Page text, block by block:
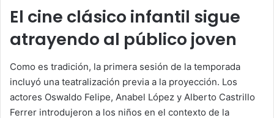
El cine clásico infantil sigue
atrayendo al público joven
Como es tradición, la primera sesión de la temporada
incluyó una teatralización previa a la proyección. Los
actores Oswaldo Felipe, Anabel López y Alberto Castrillo
Ferrer introdujeron a los niños en el contexto de la